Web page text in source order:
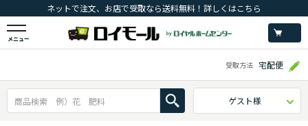
ネットで注文、お店で受取なら送料無料！詳しくはこちら
メニュー
受取方法 宅配便
ゲスト様